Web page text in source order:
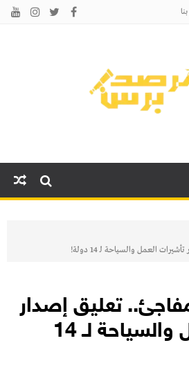
العمل والسياحة لـ 14 دولة!
تعليق إصدار
تأشيرات العمل والسياحة لـ 14